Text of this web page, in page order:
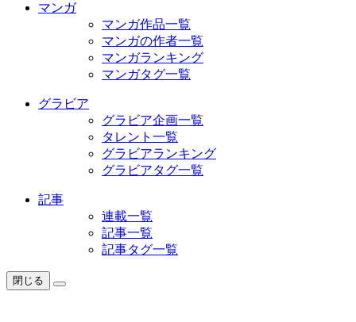
マンガ
マンガ作品一覧
マンガの作者一覧
マンガランキング
マンガタグ一覧
グラビア
グラビア企画一覧
タレント一覧
グラビアランキング
グラビアタグ一覧
記事
連載一覧
記事一覧
記事タグ一覧
閉じる